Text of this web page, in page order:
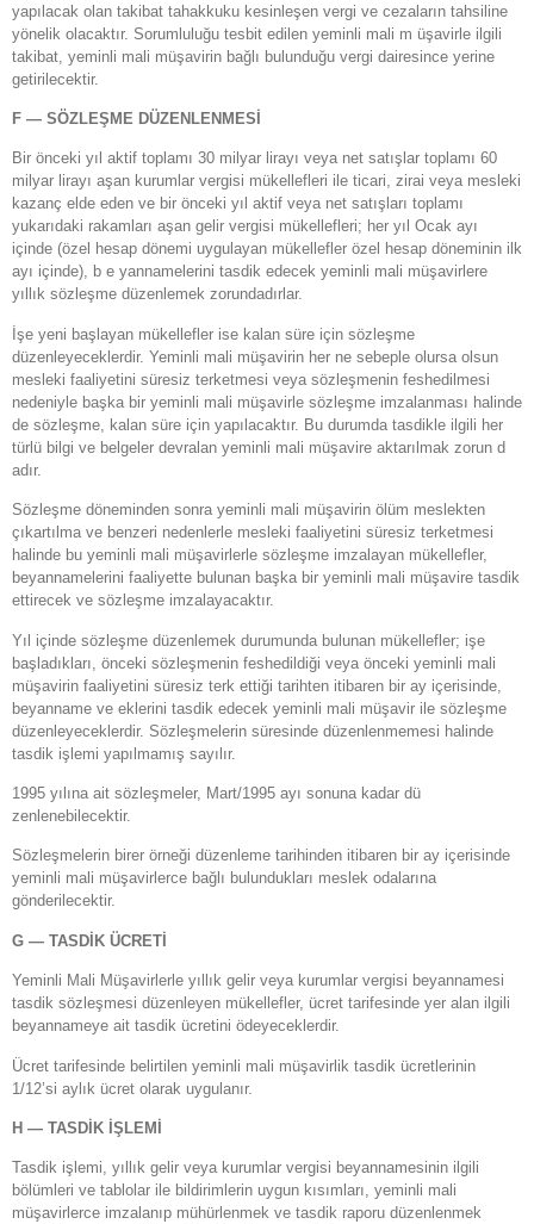
yapılacak olan takibat tahakkuku kesinleşen vergi ve cezaların tahsiline
yönelik olacaktır. Sorumluluğu tesbit edilen yeminli mali m üşavirle ilgili
takibat, yeminli mali müşavirin bağlı bulunduğu vergi dairesince yerine
getirilecektir.
F — SÖZLEŞME DÜZENLENMESİ
Bir önceki yıl aktif toplamı 30 milyar lirayı veya net satışlar toplamı 60
milyar lirayı aşan kurumlar vergisi mükellefleri ile ticari, zirai veya mesleki
kazanç elde eden ve bir önceki yıl aktif veya net satışları toplamı
yukarıdaki rakamları aşan gelir vergisi mükellefleri; her yıl Ocak ayı
içinde (özel hesap dönemi uygulayan mükellefler özel hesap döneminin ilk
ayı içinde), b e yannamelerini tasdik edecek yeminli mali müşavirlere
yıllık sözleşme düzenlemek zorundadırlar.
İşe yeni başlayan mükellefler ise kalan süre için sözleşme
düzenleyeceklerdir. Yeminli mali müşavirin her ne sebeple olursa olsun
mesleki faaliyetini süresiz terketmesi veya sözleşmenin feshedilmesi
nedeniyle başka bir yeminli mali müşavirle sözleşme imzalanması halinde
de sözleşme, kalan süre için yapılacaktır. Bu durumda tasdikle ilgili her
türlü bilgi ve belgeler devralan yeminli mali müşavire aktarılmak zorun d
adır.
Sözleşme döneminden sonra yeminli mali müşavirin ölüm meslekten
çıkartılma ve benzeri nedenlerle mesleki faaliyetini süresiz terketmesi
halinde bu yeminli mali müşavirlerle sözleşme imzalayan mükellefler,
beyannamelerini faaliyette bulunan başka bir yeminli mali müşavire tasdik
ettirecek ve sözleşme imzalayacaktır.
Yıl içinde sözleşme düzenlemek durumunda bulunan mükellefler; işe
başladıkları, önceki sözleşmenin feshedildiği veya önceki yeminli mali
müşavirin faaliyetini süresiz terk ettiği tarihten itibaren bir ay içerisinde,
beyanname ve eklerini tasdik edecek yeminli mali müşavir ile sözleşme
düzenleyeceklerdir. Sözleşmelerin süresinde düzenlenmemesi halinde
tasdik işlemi yapılmamış sayılır.
1995 yılına ait sözleşmeler, Mart/1995 ayı sonuna kadar dü
zenlenebilecektir.
Sözleşmelerin birer örneği düzenleme tarihinden itibaren bir ay içerisinde
yeminli mali müşavirlerce bağlı bulundukları meslek odalarına
gönderilecektir.
G — TASDİK ÜCRETİ
Yeminli Mali Müşavirlerle yıllık gelir veya kurumlar vergisi beyannamesi
tasdik sözleşmesi düzenleyen mükellefler, ücret tarifesinde yer alan ilgili
beyannameye ait tasdik ücretini ödeyeceklerdir.
Ücret tarifesinde belirtilen yeminli mali müşavirlik tasdik ücretlerinin
1/12’si aylık ücret olarak uygulanır.
H — TASDİK İŞLEMİ
Tasdik işlemi, yıllık gelir veya kurumlar vergisi beyannamesinin ilgili
bölümleri ve tablolar ile bildirimlerin uygun kısımları, yeminli mali
müşavirlerce imzalanıp mühürlenmek ve tasdik raporu düzenlenmek